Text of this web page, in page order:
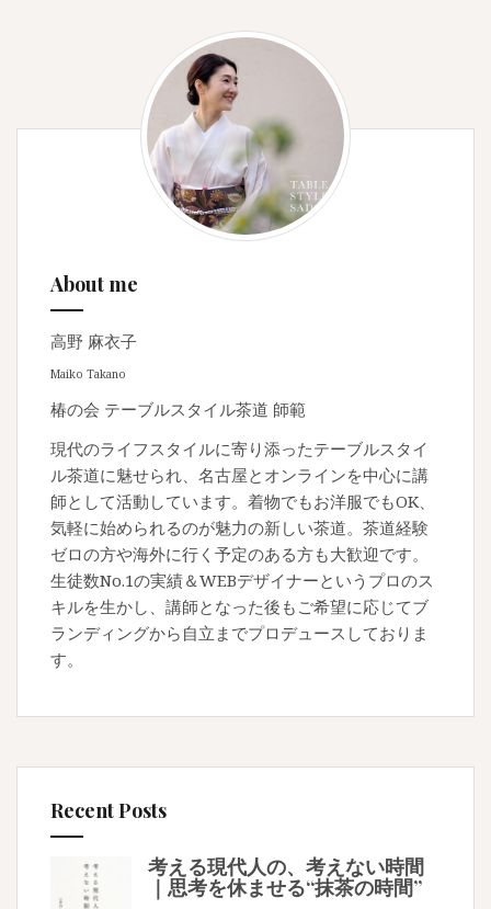
About me
高野 麻衣子
Maiko Takano
椿の会 テーブルスタイル茶道 師範
現代のライフスタイルに寄り添ったテーブルスタイ
ル茶道に魅せられ、名古屋とオンラインを中心に講
師として活動しています。着物でもお洋服でもOK、
気軽に始められるのが魅力の新しい茶道。茶道経験
ゼロの方や海外に行く予定のある方も大歓迎です。
生徒数No.1の実績＆WEBデザイナーというプロのス
キルを生かし、講師となった後もご希望に応じてブ
ランディングから自立までプロデュースしておりま
す。
Recent Posts
考える現代人の、考えない時間
｜思考を休ませる“抹茶の時間”